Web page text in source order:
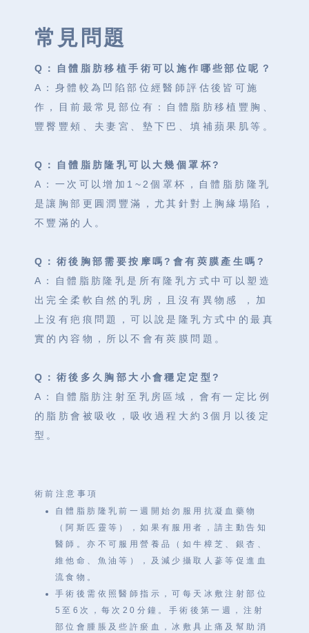
常見問題
Q：自體脂肪移植手術可以施作哪些部位呢？
A：身體較為凹陷部位經醫師評估後皆可施
作，目前最常見部位有：自體脂肪移植豐胸、
豐臀豐頰、夫妻宮、墊下巴、填補蘋果肌等。
Q：自體脂肪隆乳可以大幾個罩杯?
A：一次可以增加1~2個罩杯，自體脂肪隆乳
是讓胸部更圓潤豐滿，尤其針對上胸緣塌陷，
不豐滿的人。
Q：術後胸部需要按摩嗎?會有莢膜產生嗎?
A：自體脂肪隆乳是所有隆乳方式中可以塑造
出完全柔軟自然的乳房，且沒有異物感 ，加
上沒有疤痕問題，可以說是隆乳方式中的最真
實的內容物，所以不會有莢膜問題。
Q：術後多久胸部大小會穩定定型?
A：自體脂肪注射至乳房區域，會有一定比例
的脂肪會被吸收，吸收過程大約3個月以後定
型。
術前注意事項
自體脂肪隆乳前一週開始勿服用抗凝血藥物
（阿斯匹靈等），如果有服用者，請主動告知
醫師。亦不可服用營養品（如牛樟芝、銀杏、
維他命、魚油等），及減少攝取人蔘等促進血
流食物。
手術後需依照醫師指示，可每天冰敷注射部位
5至6次，每次20分鐘。手術後第一週，注射
部位會腫脹及些許瘀血，冰敷具止痛及幫助消